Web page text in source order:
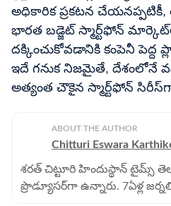
అధికారిక ప్రకటన చేయనప్పటికీ,
భారత బడ్జెట్ స్మార్ట్‌ఫోన్
దక్కించుకోవడానికి కంపెనీ పెద్ద
ఇదే గనుక నిజమైతే, దేశంలోనే
అత్యంత చౌకైన స్మార్ట్‌ఫోన్ సిరీస్‌గా
ABOUT THE AUTHOR
Chitturi Eswara
శరత్​ చిట్టూరి హిందుస్థాన్ టైమ్స్
ప్రొడ్యూసర్‌గా ఉన్నారు. 7ఏళ్ల